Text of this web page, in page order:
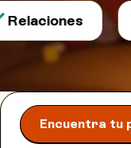
Encuentra tu